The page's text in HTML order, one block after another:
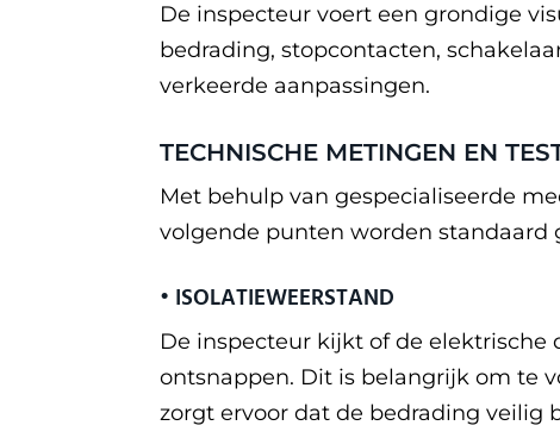
De inspecteur voert een grondige
bedrading, stopcontacten,
verkeerde aanpassingen.
TECHNISCHE METINGEN EN
Met behulp van gespecialiseerde
volgende punten worden standaard
• ISOLATIEWEERSTAND
De inspecteur kijkt of de elektrische
ontsnappen. Dit is belangrijk om te
zorgt ervoor dat de bedrading veilig